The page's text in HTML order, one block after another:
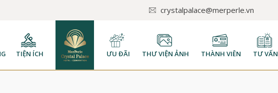
crystalpalace@merperle.vn
TIỆN ÍCH ƯU ĐÃI THƯ VIỆN ẢNH THÀNH VIÊN TƯ VẤN